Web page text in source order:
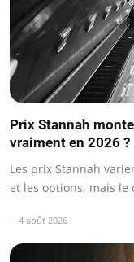
Prix Stannah
vraiment en 2026 ?
Les prix Stannah
et les options, mais le
4 août 2026